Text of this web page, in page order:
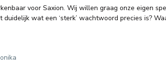
voor Saxion. Wij willen graag onze eigen
duidelijk wat een ‘sterk’ wachtwoord precies is?